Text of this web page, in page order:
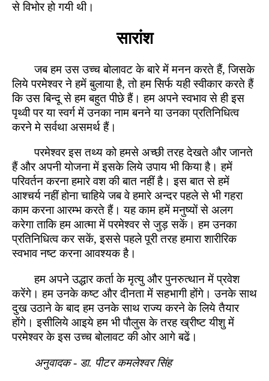
से विभोर हो गयी थी।
सारांश
जब हम उस उच्च बोलावट के बारे में मनन करते हैं, जिसके
लिये परमेश्वर ने हमें बुलाया है, तो हम सिर्फ यही स्वीकार करते हैं
कि उस बिन्दू से हम बहुत पीछे हैं। हम अपने स्वभाव से ही इस
पृथ्वी पर या स्वर्ग में उनका नाम बनने या उनका प्रतिनिधित्व
करने मे सर्वथा असमर्थ हैं।
परमेश्वर इस तथ्य को हमसे अच्छी तरह देखते और जानते
हैं और अपनी योजना में इसके लिये उपाय भी किया है। हमें
परिवर्तन करना हमारे वश की बात नहीं है। इस बात से हमें
आश्चर्य नहीं होना चाहिये जब वे हमारे अन्दर पहले से भी गहरा
काम करना आरम्भ करते हैं। यह काम हमें मनुष्यों से अलग
करेगा ताकि हम आत्मा में परमेश्वर से जुड़ सकें। हम उनका
प्रतिनिधित्व कर सकें, इससे पहले पूरी तरह हमारा शारीरिक
स्वभाव नष्ट करना आवश्यक है।
हम अपने उद्धार कर्ता के मृत्यु और पुनरुत्थान में प्रवेश
करेंगे। हम उनके कष्ट और दीनता में सहभागी होंगे। उनके साथ
दुख उठाने के बाद हम उनके साथ राज्य करने के लिये तैयार
होंगे। इसीलिये आइये हम भी पौलुस के तरह ख्रीष्ट यीशु में
परमेश्वर के इस उच्च बोलावट की ओर आगे बढें।
अनुवादक - डा. पीटर कमलेश्वर सिंह